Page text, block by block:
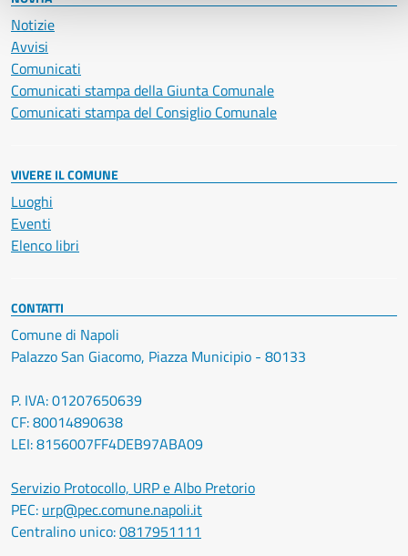
Notizie
Avvisi
Comunicati
Comunicati stampa della Giunta Comunale
Comunicati stampa del Consiglio Comunale
VIVERE IL COMUNE
Luoghi
Eventi
Elenco libri
CONTATTI
Comune di Napoli
Palazzo San Giacomo, Piazza Municipio - 80133
P. IVA: 01207650639
CF: 80014890638
LEI: 8156007FF4DEB97ABA09
Servizio Protocollo, URP e Albo Pretorio
PEC: urp@pec.comune.napoli.it
Centralino unico:0817951111